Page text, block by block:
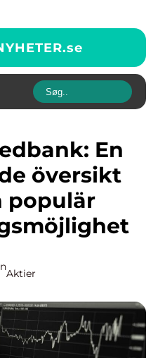
se
översikt
populär
Aktier